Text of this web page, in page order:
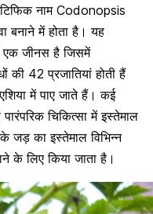
नाम Codonopsis
बनाने में होता है। यह
एक जीनस है जिसमें
की 42 प्रजातियां होती हैं
में पाए जाते हैं। कई
चिकित्सा में इस्तेमाल
जड़ का इस्तेमाल विभिन्न
के लिए किया जाता है।